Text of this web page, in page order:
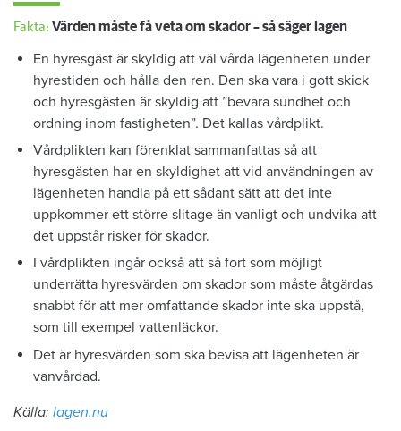
Fakta: Värden måste få veta om skador – så säger lagen
En hyresgäst är skyldig att väl vårda lägenheten under
hyrestiden och hålla den ren. Den ska vara i gott skick
och hyresgästen är skyldig att ”bevara sundhet och
ordning inom fastigheten”. Det kallas vårdplikt.
Vårdplikten kan förenklat sammanfattas så att
hyresgästen har en skyldighet att vid användningen av
lägenheten handla på ett sådant sätt att det inte
uppkommer ett större slitage än vanligt och undvika att
det uppstår risker för skador.
I vårdplikten ingår också att så fort som möjligt
underrätta hyresvärden om skador som måste åtgärdas
snabbt för att mer omfattande skador inte ska uppstå,
som till exempel vattenläckor.
Det är hyresvärden som ska bevisa att lägenheten är
vanvårdad.
Källa: lagen.nu